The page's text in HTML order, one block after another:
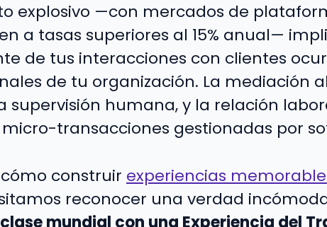
explosivo —con mercados de
a tasas superiores al 15% anual—
de tus interacciones con clientes
de tu organización. La mediación
supervisión humana, y la relación
transacciones gestionadas por
construir experiencias
reconocer una verdad
mundial con una Experiencia del